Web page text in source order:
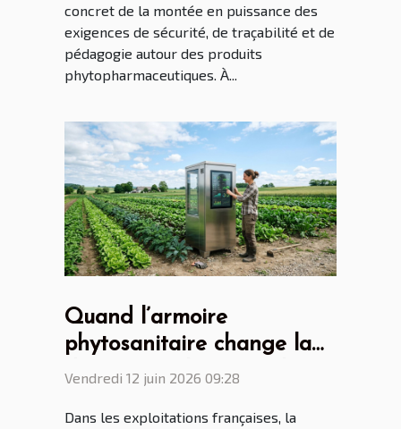
concret de la montée en puissance des
exigences de sécurité, de traçabilité et de
pédagogie autour des produits
phytopharmaceutiques. À...
Quand l’armoire
phytosanitaire change la
donne pour les agriculteurs
Vendredi 12 juin 2026 09:28
Dans les exploitations françaises, la